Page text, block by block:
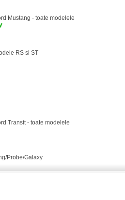
Mustang - toate modelele
RS si ST
Transit - toate modelele
Probe/Galaxy